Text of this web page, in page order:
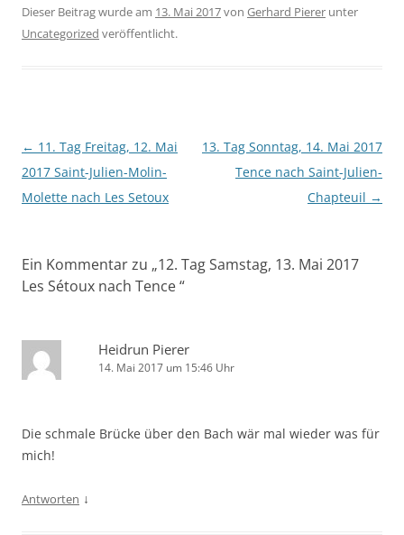
Dieser Beitrag wurde am 13. Mai 2017von Gerhard Pierer unter
Uncategorized veröffentlicht.
Beitragsnavigation
← 11. Tag Freitag, 12. Mai
2017 Saint-Julien-Molin-
Molette nach Les Setoux
13. Tag Sonntag, 14. Mai 2017
Tence nach Saint-Julien-
Chapteuil →
Ein Kommentar zu „12. Tag Samstag, 13. Mai 2017
Les Sétoux nach Tence“
Heidrun Pierer
14. Mai 2017 um 15:46 Uhr
Die schmale Brücke über den Bach wär mal wieder was für
mich!
Antworten ↓